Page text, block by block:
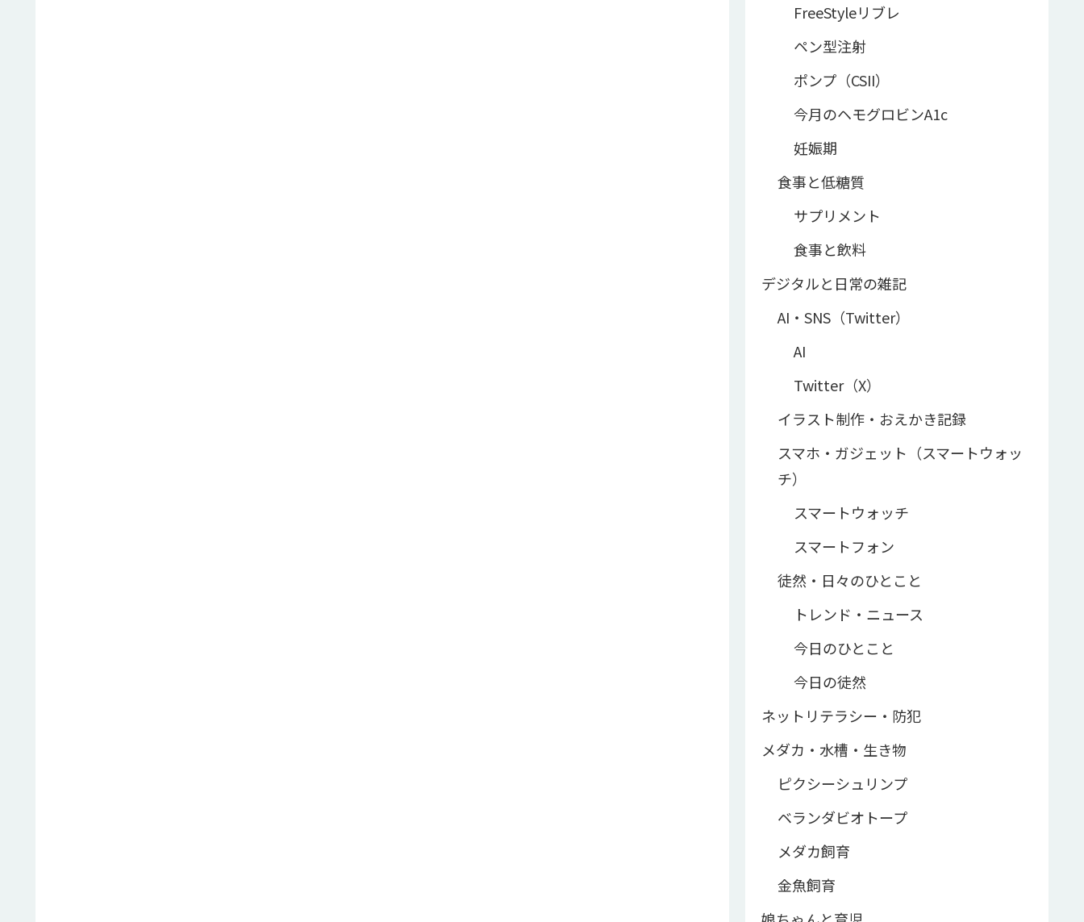
FreeStyleリブレ
ペン型注射
ポンプ（CSII）
今月のヘモグロビンA1c
妊娠期
食事と低糖質
サプリメント
食事と飲料
デジタルと日常の雑記
AI・SNS（Twitter）
AI
Twitter（X）
イラスト制作・おえかき記録
スマホ・ガジェット（スマートウォッ
チ）
スマートウォッチ
スマートフォン
徒然・日々のひとこと
トレンド・ニュース
今日のひとこと
今日の徒然
ネットリテラシー・防犯
メダカ・水槽・生き物
ピクシーシュリンプ
ベランダビオトープ
メダカ飼育
金魚飼育